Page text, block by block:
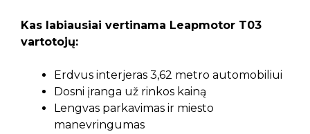
Kas labiausiai vertinama Leapmotor T03
vartotojų:
Erdvus interjeras 3,62 metro automobiliui
Dosni įranga už rinkos kainą
Lengvas parkavimas ir miesto
manevringumas